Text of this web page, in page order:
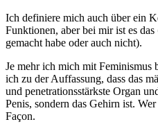
Ich definiere mich auch über ein
Funktionen, aber bei mir ist es das
gemacht habe oder auch nicht).
Je mehr ich mich mit Feminismus
ich zu der Auffassung, dass das
und penetrationsstärkste Organ
Penis, sondern das Gehirn ist.
Façon.